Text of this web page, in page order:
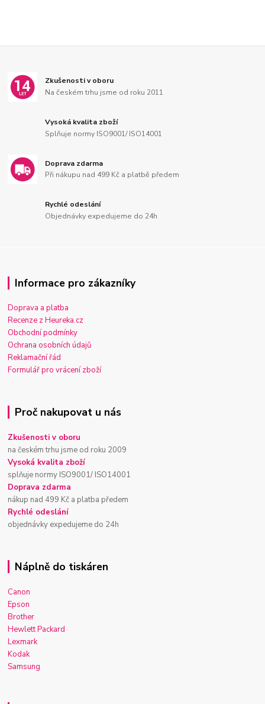
Zkušenosti v oboru
Na českém trhu jsme od roku 2011
Vysoká kvalita zboží
Splňuje normy ISO9001/ ISO14001
Doprava zdarma
Při nákupu nad 499 Kč a platbě předem
Rychlé odeslání
Objednávky expedujeme do 24h
Informace pro zákazníky
Doprava a platba
Recenze z Heureka.cz
Obchodní podmínky
Ochrana osobních údajů
Reklamační řád
Formulář pro vrácení zboží
Proč nakupovat u nás
Zkušenosti v oboru
na českém trhu jsme od roku 2009
Vysoká kvalita zboží
splňuje normy ISO9001/ ISO14001
Doprava zdarma
nákup nad 499 Kč a platba předem
Rychlé odeslání
objednávky expedujeme do 24h
Náplně do tiskáren
Canon
Epson
Brother
Hewlett Packard
Lexmark
Kodak
Samsung